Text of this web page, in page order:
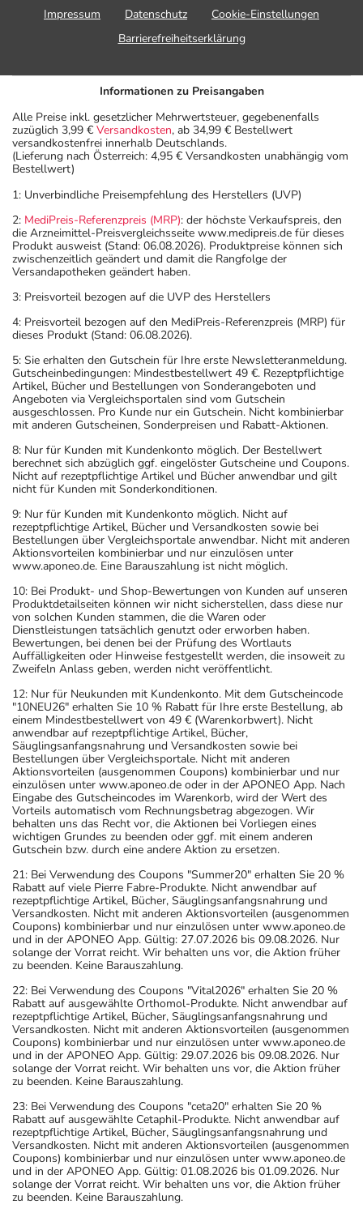
Impressum
Datenschutz
Cookie-Einstellungen
Barrierefreiheitserklärung
Informationen zu Preisangaben
Alle Preise inkl. gesetzlicher Mehrwertsteuer, gegebenenfalls
zuzüglich 3,99 € Versandkosten, ab 34,99 € Bestellwert
versandkostenfrei innerhalb Deutschlands.
(Lieferung nach Österreich: 4,95 € Versandkosten unabhängig vom
Bestellwert)
1: Unverbindliche Preisempfehlung des Herstellers (UVP)
2: MediPreis-Referenzpreis (MRP): der höchste Verkaufspreis, den
die Arzneimittel-Preisvergleichsseite www.medipreis.de für dieses
Produkt ausweist (Stand: 06.08.2026). Produktpreise können sich
zwischenzeitlich geändert und damit die Rangfolge der
Versandapotheken geändert haben.
3: Preisvorteil bezogen auf die UVP des Herstellers
4: Preisvorteil bezogen auf den MediPreis-Referenzpreis (MRP) für
dieses Produkt (Stand: 06.08.2026).
5: Sie erhalten den Gutschein für Ihre erste Newsletteranmeldung.
Gutscheinbedingungen: Mindestbestellwert 49 €. Rezeptpflichtige
Artikel, Bücher und Bestellungen von Sonderangeboten und
Angeboten via Vergleichsportalen sind vom Gutschein
ausgeschlossen. Pro Kunde nur ein Gutschein. Nicht kombinierbar
mit anderen Gutscheinen, Sonderpreisen und Rabatt-Aktionen.
8: Nur für Kunden mit Kundenkonto möglich. Der Bestellwert
berechnet sich abzüglich ggf. eingelöster Gutscheine und Coupons.
Nicht auf rezeptpflichtige Artikel und Bücher anwendbar und gilt
nicht für Kunden mit Sonderkonditionen.
9: Nur für Kunden mit Kundenkonto möglich. Nicht auf
rezeptpflichtige Artikel, Bücher und Versandkosten sowie bei
Bestellungen über Vergleichsportale anwendbar. Nicht mit anderen
Aktionsvorteilen kombinierbar und nur einzulösen unter
www.aponeo.de. Eine Barauszahlung ist nicht möglich.
10: Bei Produkt- und Shop-Bewertungen von Kunden auf unseren
Produktdetailseiten können wir nicht sicherstellen, dass diese nur
von solchen Kunden stammen, die die Waren oder
Dienstleistungen tatsächlich genutzt oder erworben haben.
Bewertungen, bei denen bei der Prüfung des Wortlauts
Auffälligkeiten oder Hinweise festgestellt werden, die insoweit zu
Zweifeln Anlass geben, werden nicht veröffentlicht.
12: Nur für Neukunden mit Kundenkonto. Mit dem Gutscheincode
"10NEU26" erhalten Sie 10 % Rabatt für Ihre erste Bestellung, ab
einem Mindestbestellwert von 49 € (Warenkorbwert). Nicht
anwendbar auf rezeptpflichtige Artikel, Bücher,
Säuglingsanfangsnahrung und Versandkosten sowie bei
Bestellungen über Vergleichsportale. Nicht mit anderen
Aktionsvorteilen (ausgenommen Coupons) kombinierbar und nur
einzulösen unter www.aponeo.de oder in der APONEO App. Nach
Eingabe des Gutscheincodes im Warenkorb, wird der Wert des
Vorteils automatisch vom Rechnungsbetrag abgezogen. Wir
behalten uns das Recht vor, die Aktionen bei Vorliegen eines
wichtigen Grundes zu beenden oder ggf. mit einem anderen
Gutschein bzw. durch eine andere Aktion zu ersetzen.
21: Bei Verwendung des Coupons "Summer20" erhalten Sie 20 %
Rabatt auf viele Pierre Fabre-Produkte. Nicht anwendbar auf
rezeptpflichtige Artikel, Bücher, Säuglingsanfangsnahrung und
Versandkosten. Nicht mit anderen Aktionsvorteilen (ausgenommen
Coupons) kombinierbar und nur einzulösen unter www.aponeo.de
und in der APONEO App. Gültig: 27.07.2026 bis 09.08.2026. Nur
solange der Vorrat reicht. Wir behalten uns vor, die Aktion früher
zu beenden. Keine Barauszahlung.
22: Bei Verwendung des Coupons "Vital2026" erhalten Sie 20 %
Rabatt auf ausgewählte Orthomol-Produkte. Nicht anwendbar auf
rezeptpflichtige Artikel, Bücher, Säuglingsanfangsnahrung und
Versandkosten. Nicht mit anderen Aktionsvorteilen (ausgenommen
Coupons) kombinierbar und nur einzulösen unter www.aponeo.de
und in der APONEO App. Gültig: 29.07.2026 bis 09.08.2026. Nur
solange der Vorrat reicht. Wir behalten uns vor, die Aktion früher
zu beenden. Keine Barauszahlung.
23: Bei Verwendung des Coupons "ceta20" erhalten Sie 20 %
Rabatt auf ausgewählte Cetaphil-Produkte. Nicht anwendbar auf
rezeptpflichtige Artikel, Bücher, Säuglingsanfangsnahrung und
Versandkosten. Nicht mit anderen Aktionsvorteilen (ausgenommen
Coupons) kombinierbar und nur einzulösen unter www.aponeo.de
und in der APONEO App. Gültig: 01.08.2026 bis 01.09.2026. Nur
solange der Vorrat reicht. Wir behalten uns vor, die Aktion früher
zu beenden. Keine Barauszahlung.